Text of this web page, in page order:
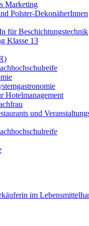
Marketing
Polster-DekonäherInnen
für Beschichtungstechnik
Klasse 13
Hotelmanagement
und
im